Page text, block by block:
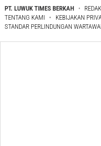
PT. LUWUK TIMES BERKAH
TENTANG KAMI
KEBIJAKAN
STANDAR PERLINDUNGAN